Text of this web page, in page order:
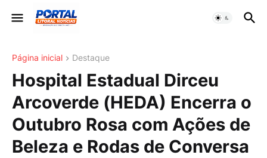
Página inicial Destaque
Hospital Estadual Dirceu
Arcoverde (HEDA) Encerra o
Outubro Rosa com Ações de
Beleza e Rodas de Conversa